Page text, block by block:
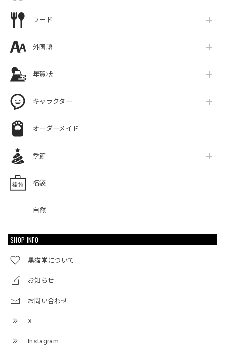
フード
外国語
年賀状
キャラクター
オーダーメイド
季節
福袋
自然
SHOP INFO
黒猫堂について
お知らせ
お問い合わせ
X
Instagram